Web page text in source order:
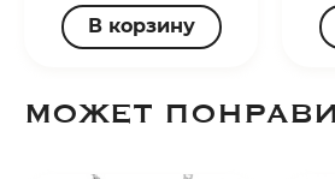
В корзину
МОЖЕТ